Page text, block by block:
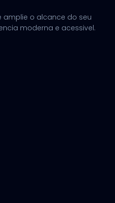
amplie o alcance do seu
moderna e acessivel.